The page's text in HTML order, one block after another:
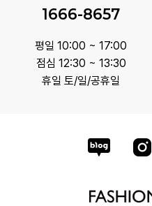
1666-8657
평일 10:00 ~ 17:00
점심 12:30 ~ 13:30
휴일 토/일/공휴일